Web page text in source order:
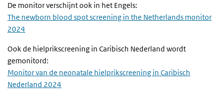
De monitor verschijnt ook in het Engels:
The newborn blood spot screening in the Netherlands monitor
2024
Ook de hielprikscreening in Caribisch Nederland wordt
gemonitord:
Monitor van de neonatale hielprikscreening in Caribisch
Nederland 2024